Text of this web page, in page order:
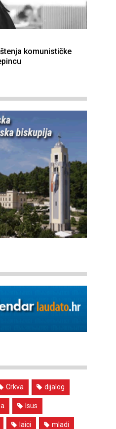
komunističke
Crkva dijalog
Isus
laici mladi